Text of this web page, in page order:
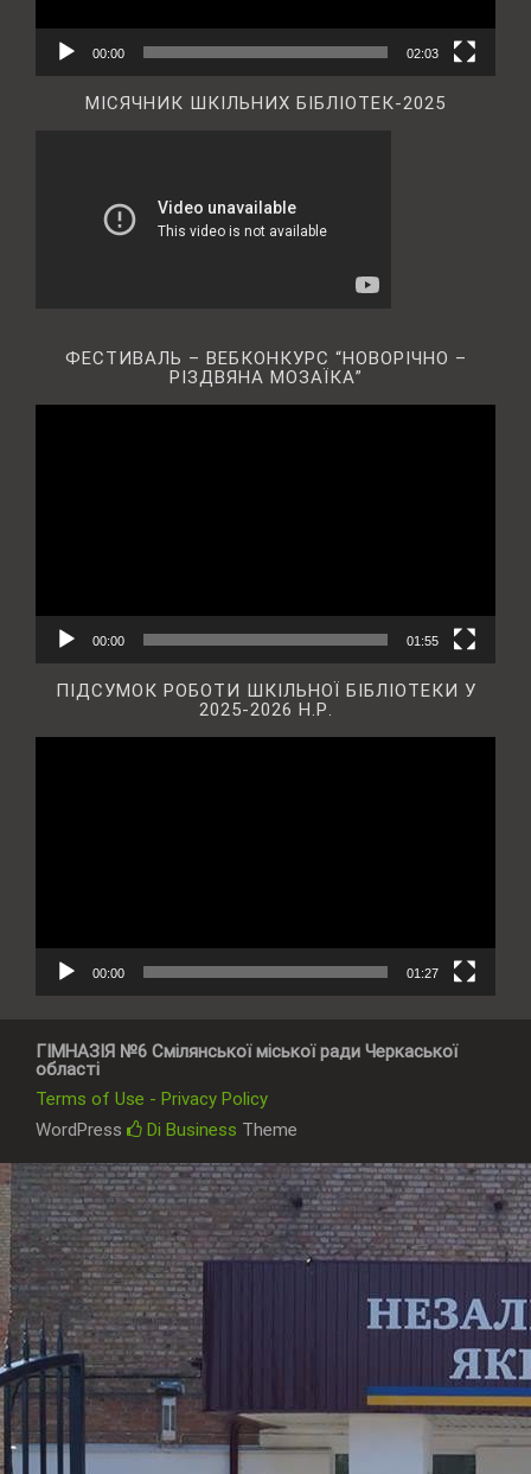
00:00 02:03
МІСЯЧНИК ШКІЛЬНИХ БІБЛІОТЕК-2025
ФЕСТИВАЛЬ – ВЕБКОНКУРС “НОВОРІЧНО –
РІЗДВЯНА МОЗАЇКА”
00:00 01:55
ПІДСУМОК РОБОТИ ШКІЛЬНОЇ БІБЛІОТЕКИ У
2025-2026 Н.Р.
00:00 01:27
ГІМНАЗІЯ №6 Смілянської міської ради Черкаської
області
Terms of Use - Privacy Policy
WordPress
Di Business Theme